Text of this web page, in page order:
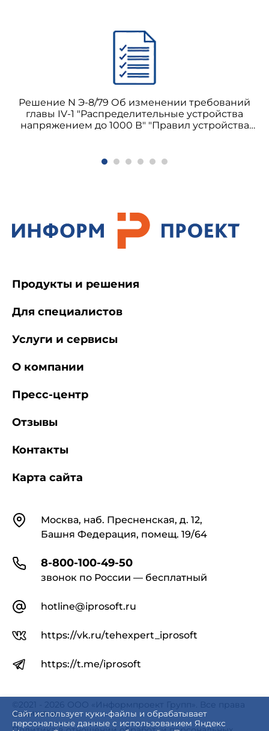
Решение N Э-8/79 Об изменении требований
главы IV-1 "Распределительные устройства
напряжением до 1000 В" "Правил устройства
Сайт использует куки-файлы и обрабатывает
персональные данные с использованием Яндекс
КонтактыМосква, наб. Пресненская, д. 12,
Башня Федерация, помещ. 19/64
8-800-100-49-50
звонок по России — бесплатный
hotline@iprosoft.ru
https://vk.ru/tehexpert_iprosoft
https://t.me/iprosoft
Продукты и решения
Для специалистов
Услуги и сервисы
О компании
Пресс-центр
Отзывы
Контакты
Карта сайта
©2021 - 2026 ООО «Информпроект Групп». Все права
защищены.